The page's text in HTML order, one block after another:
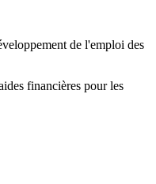
de l'emploi des
financières pour les